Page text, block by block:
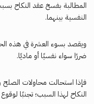
المطالبة بفسخ عقد النكاح
النفسية بينهما.
ويقصد بسوء العشرة في هذه
ضررًا سواء نفسيًا أو ماديًا.
فإذا استحالت محاولات
النكاح لهذا السبب؛ تجنبًا